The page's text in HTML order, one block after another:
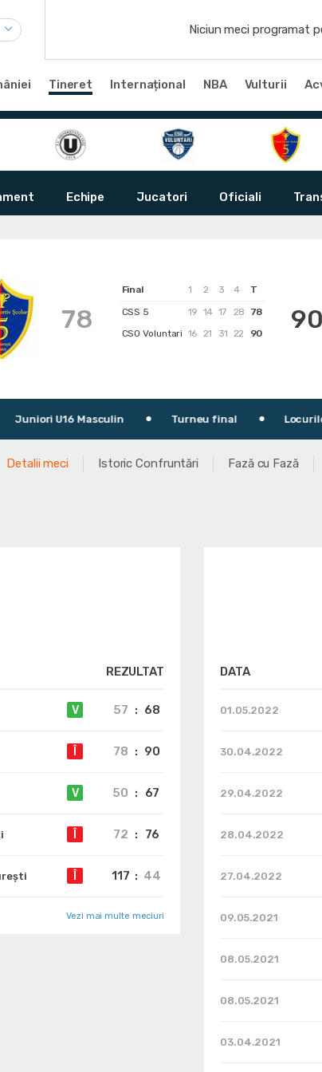
Niciun meci programat
Tineret Internațional NBA Vulturii
Echipe Jucatori Oficiali
78
Final 1 2 3 4
T
CSS 5
19 14 17 28
78
CSO Voluntari 16 21 31 22 90 90
U16 Masculin Turneu final Locurile 5-8
Detalii meci Istoric Confruntări Fază cu Fază
REZULTAT
V 57 : 68
78 : 90
V 50 : 67
72 : 76
117 : 44
Vezi mai multe meciuri
DATA
01.05.2022
30.04.2022
29.04.2022
28.04.2022
27.04.2022
09.05.2021
08.05.2021
08.05.2021
03.04.2021